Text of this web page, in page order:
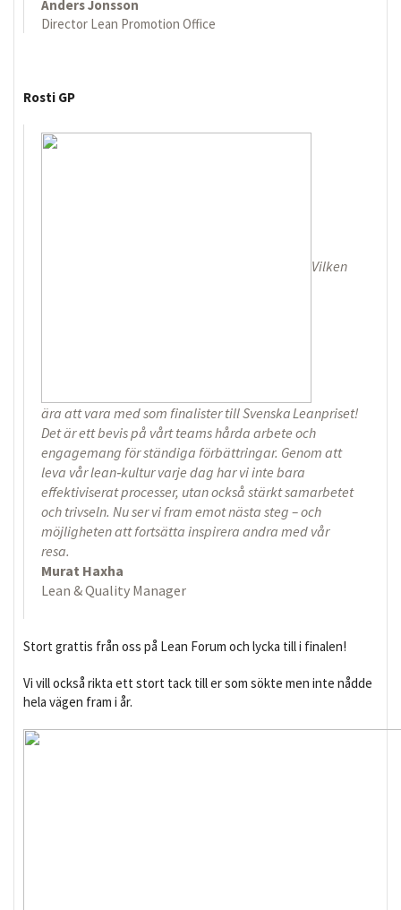
Anders Jonsson
Director Lean Promotion Office
Rosti GP
Vilken
ära att vara med som finalister till Svenska Leanpriset!
Det är ett bevis på vårt teams hårda arbete och
engagemang för ständiga förbättringar. Genom att
leva vår lean‑kultur varje dag har vi inte bara
effektiviserat processer, utan också stärkt samarbetet
och trivseln. Nu ser vi fram emot nästa steg – och
möjligheten att fortsätta inspirera andra med vår
resa.
Murat Haxha
Lean & Quality Manager
Stort grattis från oss på Lean Forum och lycka till i finalen!
Vi vill också rikta ett stort tack till er som sökte men inte nådde
hela vägen fram i år.